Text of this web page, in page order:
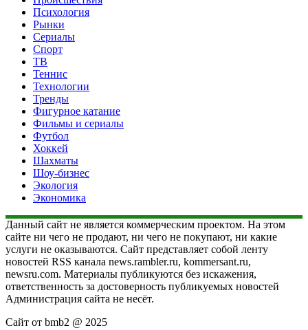
Психология
Рынки
Сериалы
Спорт
ТВ
Теннис
Технологии
Тренды
Фигурное катание
Фильмы и сериалы
Футбол
Хоккей
Шахматы
Шоу-бизнес
Экология
Экономика
Данный сайт не является коммерческим проектом. На этом
сайте ни чего не продают, ни чего не покупают, ни какие
услуги не оказываются. Сайт представляет собой ленту
новостей RSS канала news.rambler.ru, kommersant.ru,
newsru.com. Материалы публикуются без искажения,
ответственность за достоверность публикуемых новостей
Администрация сайта не несёт.
Сайт от bmb2 @ 2025